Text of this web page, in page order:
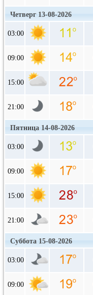
Четверг 13-08-2026
03:00
09:00
15:00
21:00
Пятница 14-08-2026
03:00
09:00
15:00
21:00
Суббота 15-08-2026
03:00
09:00